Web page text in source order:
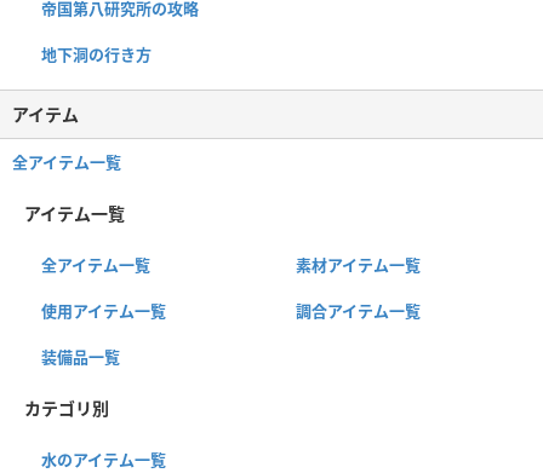
帝国第八研究所の攻略
地下洞の行き方
アイテム
全アイテム一覧
アイテム一覧
全アイテム一覧 素材アイテム一覧
使用アイテム一覧 調合アイテム一覧
装備品一覧
カテゴリ別
水のアイテム一覧